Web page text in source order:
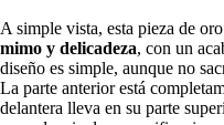
A simple vista, esta pieza de
mimo y delicadeza, con un
diseño es simple, aunque no
La parte anterior está
delantera lleva en su parte